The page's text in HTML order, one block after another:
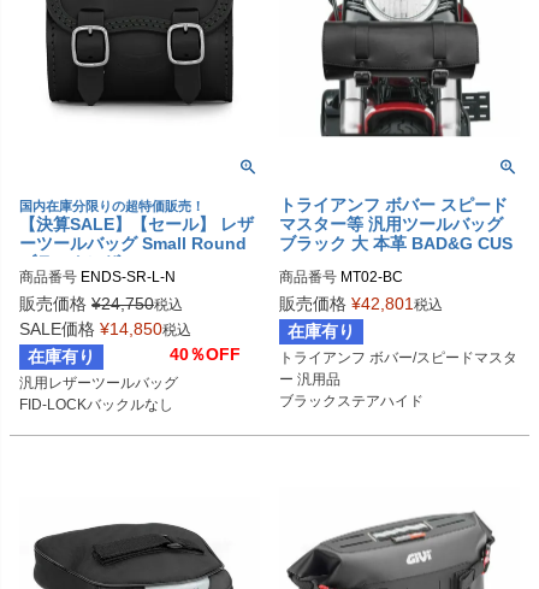
国内在庫分限りの超特価販売！
【決算SALE】【セール】 レザ
ーツールバッグ Small Round
ブラックレザー Ends Cuoio
(エンズクオイオ)
商品番号 ENDS-SR-L-N
SR.L.N
メーカーサイト：https://www.endscu
oio.com/product/small-round/
販売価格 ¥24,750税込
SALE価格 ¥14,850税込
在庫有り 40％OFF
汎用レザーツールバッグ
FID-LOCKバックルなし
トライアンフ ボバー スピード
マスター等 汎用ツールバッグ
ブラック 大 本革 BAD&G CUS
商品番号
販売価格 ¥42,801 税込
在庫有り
トライアンフ ボバー/スピードマスタ
ー 汎用品
ブラックステアハイド